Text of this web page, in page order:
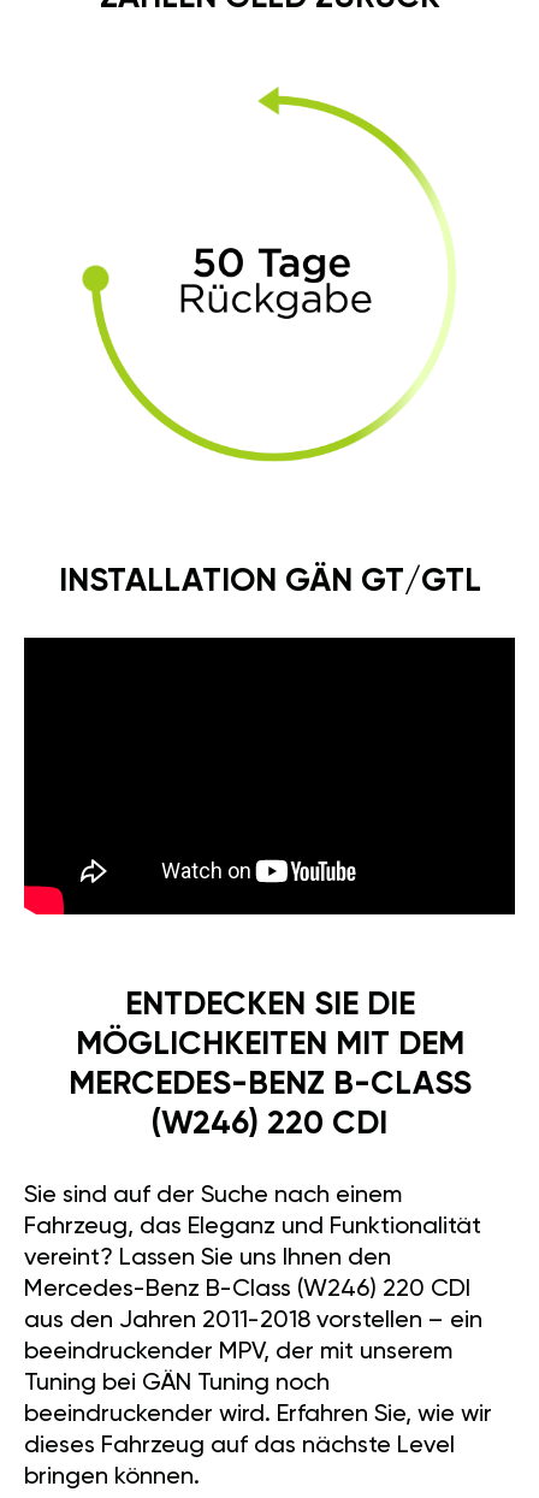
INSTALLATION GÄN GT/GTL
ENTDECKEN SIE DIE
MÖGLICHKEITEN MIT DEM
MERCEDES-BENZ B-CLASS
(W246) 220 CDI
Sie sind auf der Suche nach einem
Fahrzeug, das Eleganz und Funktionalität
vereint? Lassen Sie uns Ihnen den
Mercedes-Benz B-Class (W246) 220 CDI
aus den Jahren 2011-2018 vorstellen – ein
beeindruckender MPV, der mit unserem
Tuning bei GÄN Tuning noch
beeindruckender wird. Erfahren Sie, wie wir
dieses Fahrzeug auf das nächste Level
bringen können.